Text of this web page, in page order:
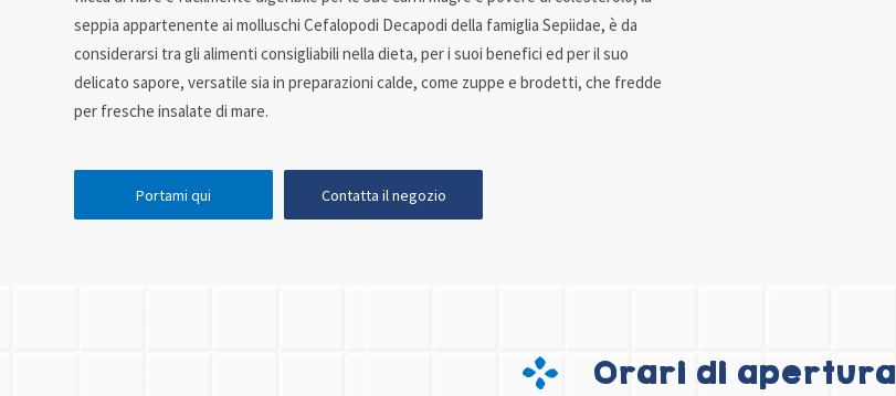
seppia appartenente ai molluschi Cefalopodi Decapodi della famiglia Sepiidae, è da
considerarsi tra gli alimenti consigliabili nella dieta, per i suoi benefici ed per il suo
delicato sapore, versatile sia in preparazioni calde, come zuppe e brodetti, che fredde
per fresche insalate di mare.
Portami qui Contatta il negozio
Orari di apertura